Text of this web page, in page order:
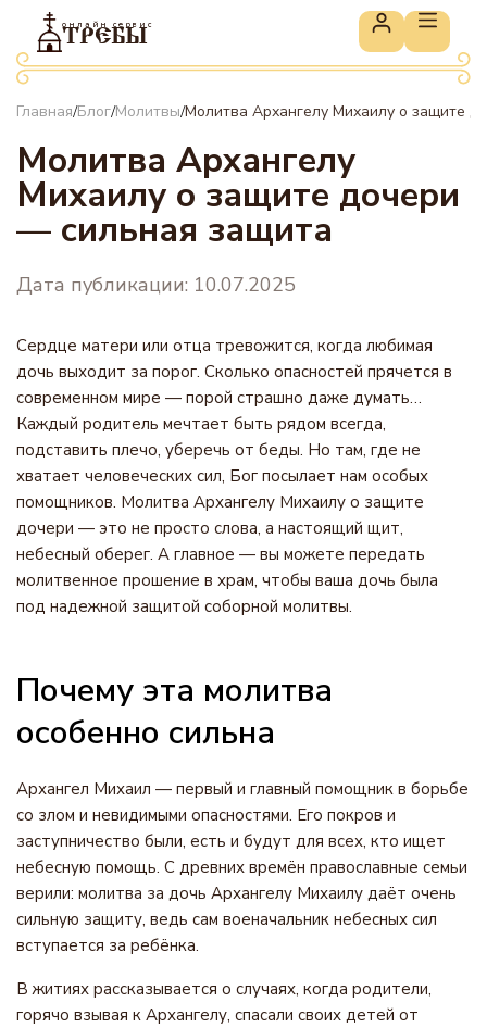
онлайн сервис
ТРЕБЫ
Главная/Блог/Молитвы/Молитва Архангелу Михаилу о защите
Молитва Архангелу
Михаилу о защите дочери
— сильная защита
Дата публикации: 10.07.2025
Сердце матери или отца тревожится, когда любимая
дочь выходит за порог. Сколько опасностей прячется в
современном мире — порой страшно даже думать…
Каждый родитель мечтает быть рядом всегда,
подставить плечо, уберечь от беды. Но там, где не
хватает человеческих сил, Бог посылает нам особых
помощников. Молитва Архангелу Михаилу о защите
дочери — это не просто слова, а настоящий щит,
небесный оберег. А главное — вы можете передать
молитвенное прошение в храм, чтобы ваша дочь была
под надежной защитой соборной молитвы.
Почему эта молитва
особенно сильна
Архангел Михаил — первый и главный помощник в борьбе
со злом и невидимыми опасностями. Его покров и
заступничество были, есть и будут для всех, кто ищет
небесную помощь. С древних времён православные семьи
верили: молитва за дочь Архангелу Михаилу даёт очень
сильную защиту, ведь сам военачальник небесных сил
вступается за ребёнка.
В житиях рассказывается о случаях, когда родители,
горячо взывая к Архангелу, спасали своих детей от